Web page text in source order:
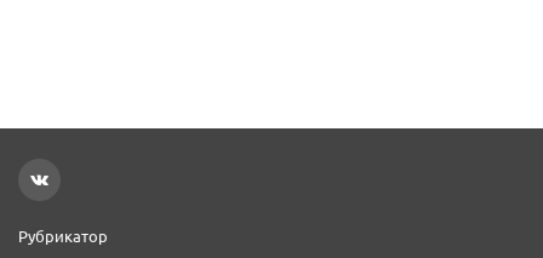
Рубрикатор